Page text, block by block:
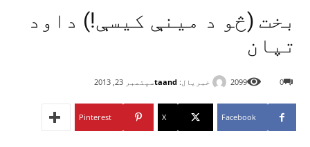
بخت (څو د مينې کيسې!) داود
تپان
خبریال: taandسپتمبر 23, 2013 0
2099
Facebook
X
Pinterest